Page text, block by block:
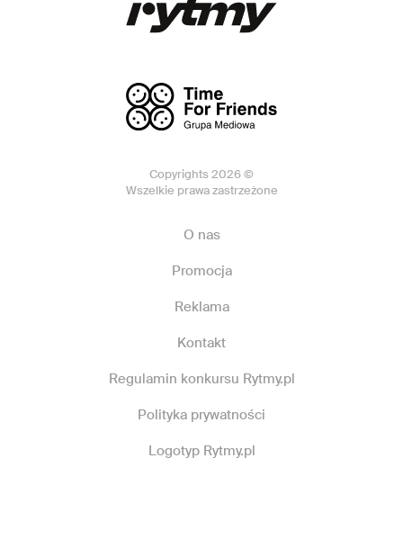
Copyrights 2026 ©
Wszelkie prawa zastrzeżone
O nas
Promocja
Reklama
Kontakt
Regulamin konkursu Rytmy.pl
Polityka prywatności
Logotyp Rytmy.pl